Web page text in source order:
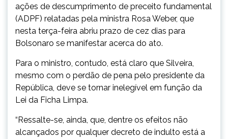
ações de descumprimento de preceito fundamental
(ADPF) relatadas pela ministra Rosa Weber, que
nesta terça-feira abriu prazo de cez dias para
Bolsonaro se manifestar acerca do ato.
Para o ministro, contudo, está claro que Silveira,
mesmo com o perdão de pena pelo presidente da
República, deve se tornar inelegível em função da
Lei da Ficha Limpa.
“Ressalte-se, ainda, que, dentre os efeitos não
alcançados por qualquer decreto de indulto está a